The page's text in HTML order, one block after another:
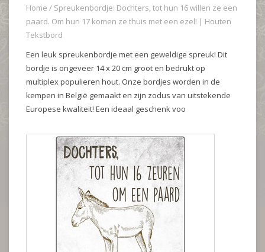
Home / Spreukenbordje: Dochters, tot hun 16 willen ze een
paard. Om hun 17 komen ze thuis met een ezel! | Houten
Tekstbord
Een leuk spreukenbordje met een geweldige spreuk! Dit
bordje is ongeveer 14 x 20 cm groot en bedrukt op
multiplex populieren hout. Onze bordjes worden in de
kempen in België gemaakt en zijn zodus van uitstekende
Europese kwaliteit! Een ideaal geschenk voo